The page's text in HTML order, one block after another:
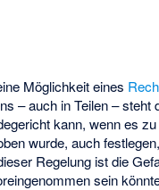
Möglichkeit eines
– auch in Teilen – steht
kann, wenn es
wurde, auch
Regelung ist die
sein